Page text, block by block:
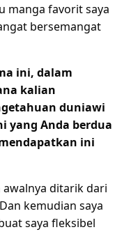
manga favorit saya
bersemangat
ini, dalam
kalian
duniawi
yang Anda berdua
ini
awalnya ditarik dari
kemudian saya
saya fleksibel